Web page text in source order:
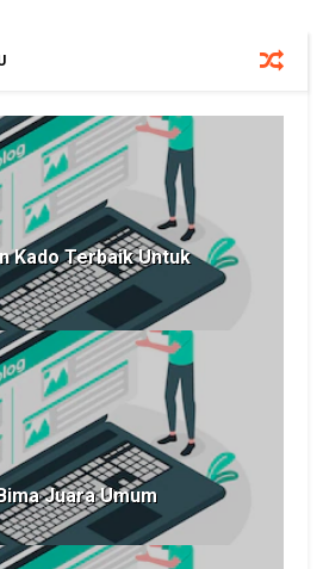
Kado Terbaik Untuk
Juara Umum